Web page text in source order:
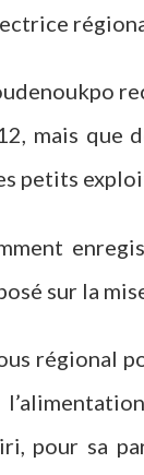
mais que
petits
sur la
régional
pour sa